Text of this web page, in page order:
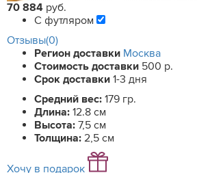
70 884 руб.
С футляром
Отзывы(0)
Регион доставки Москва
Стоимость доставки 500 р.
Срок доставки 1-3 дня
Средний вес: 179 гр.
Длина: 12.8 см
Высота: 7,5 см
Толщина: 2,5 см
Хочу в подарок